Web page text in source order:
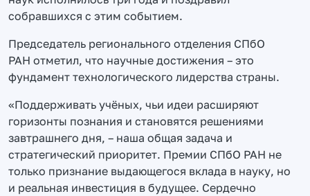
собравшихся с этим событием.
Председатель регионального отделения СПбО
РАН отметил, что научные достижения – это
фундамент технологического лидерства страны.
«Поддерживать учёных, чьи идеи расширяют
горизонты познания и становятся решениями
завтрашнего дня, – наша общая задача и
стратегический приоритет. Премии СПбО РАН не
только признание выдающегося вклада в науку, но
и реальная инвестиция в будущее. Сердечно